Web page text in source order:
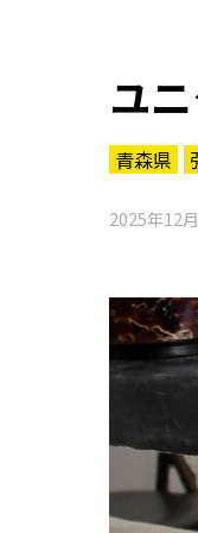
ユ
青森県
2025年12
パワースポット